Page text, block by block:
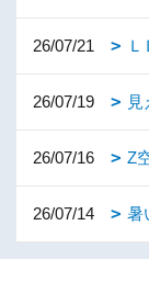
26/07/21
26/07/19
26/07/16 Z
26/07/14 暑